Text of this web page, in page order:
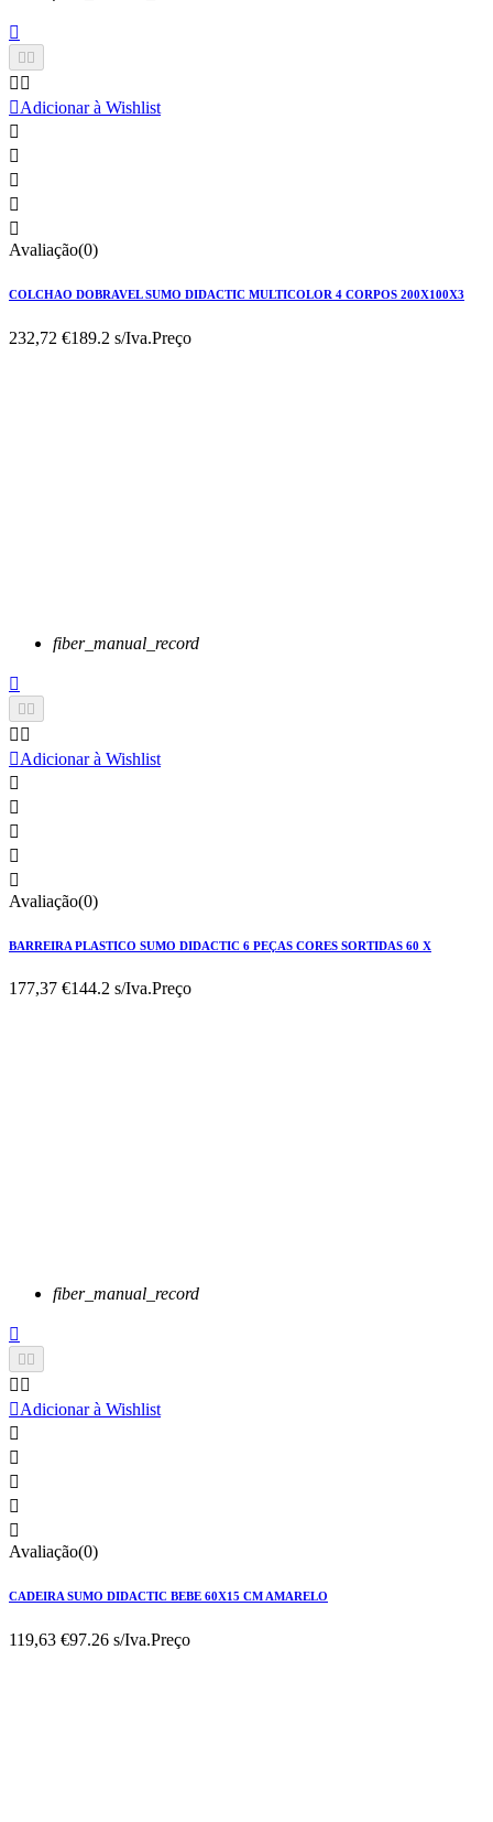


 
Adicionar à Wishlist





Avaliação(0)
COLCHAO DOBRAVEL SUMO DIDACTIC MULTICOLOR 4 CORPOS 200X100X3
232,72 €189.2 s/Iva.Preço
fiber_manual_record


 
Adicionar à Wishlist





Avaliação(0)
BARREIRA PLASTICO SUMO DIDACTIC 6 PEÇAS CORES SORTIDAS 60 X
177,37 €144.2 s/Iva.Preço
fiber_manual_record

 
 
Adicionar à Wishlist





Avaliação(0)
CADEIRA SUMO DIDACTIC BEBE 60X15 CM AMARELO
119,63 €97.26 s/Iva.Preço